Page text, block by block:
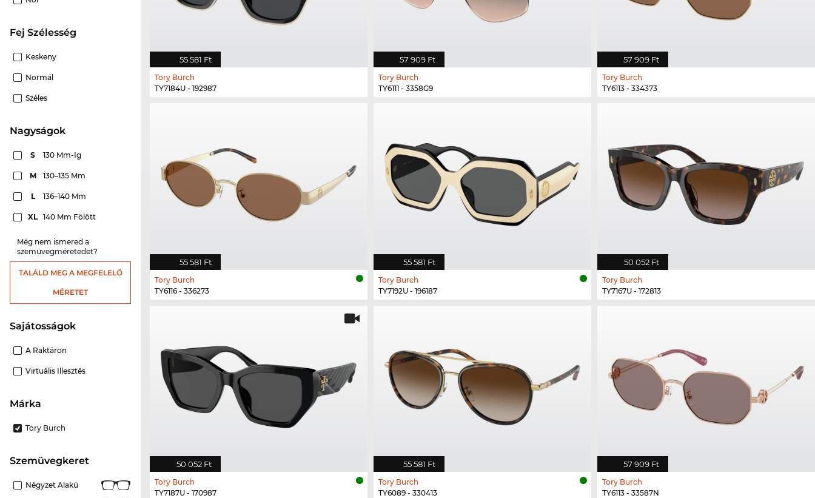
Fej Szélesség
Keskeny
Normál
Széles
nagyságok
S 130 Mm-Ig
M 130–135 Mm
L 136–140 Mm
XL 140 Mm Fölött
Még nem ismered a
szemüvegméretedet?
TALÁLD MEG A MEGFELELŐ
MÉRETET
Sajátosságok
A Raktáron
Virtuális Illesztés
Márka
Tory Burch
szemüvegkeret
Négyzet Alakú
55 581 Ft
Tory Burch
TY7184U - 192987
57 909 Ft
Tory Burch
TY6111 - 3358G9
57 909 Ft
Tory Burch
TY6113 - 334373
55 581 Ft
Tory Burch
TY6116 - 336273
55 581 Ft
Tory Burch
TY7192U - 196187
50 052 Ft
Tory Burch
TY7167U - 172813
50 052 Ft
Tory Burch
TY7187U - 170987
55 581 Ft
Tory Burch
TY6089 - 330413
57 909 Ft
Tory Burch
TY6113 - 33587N